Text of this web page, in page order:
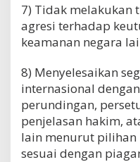
7) Tidak melakukan
agresi terhadap
keamanan negara
8) Menyelesaikan
internasional
perundingan,
penjelasan hakim,
lain menurut pilihan
sesuai dengan